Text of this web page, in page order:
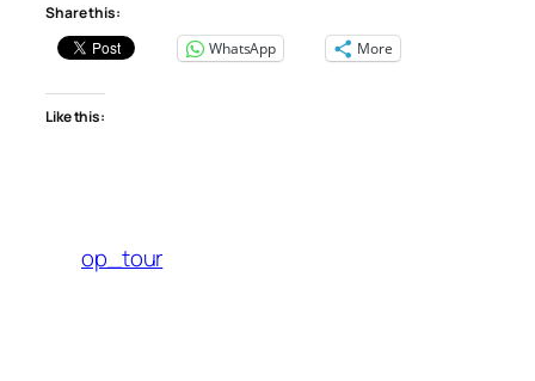
Share this:
WhatsApp
More
Like this:
op_tour